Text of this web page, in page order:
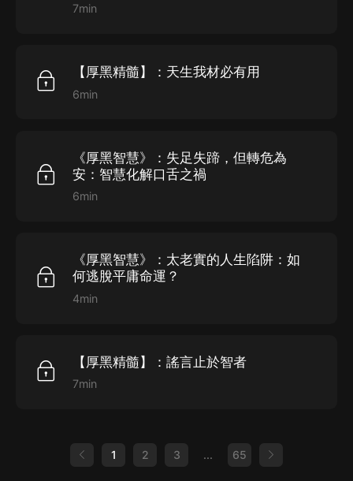
7min
【厚黑精髓】：天生我材必有用
6min
《厚黑智慧》：失足失蹄，但轉危為
安：智慧化解口舌之禍
6min
《厚黑智慧》：太老實的人生陷阱：如
何逃脫平庸命運？
4min
【厚黑精髓】：謠言止於智者
7min
1 2 3 ... 65